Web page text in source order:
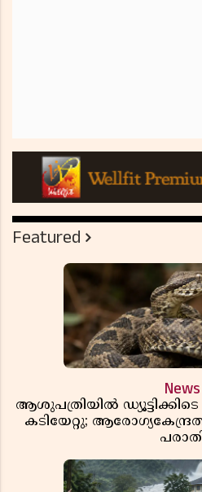
Featured
News
ആശുപത്രിയിൽ
കടിയേറ്റു;